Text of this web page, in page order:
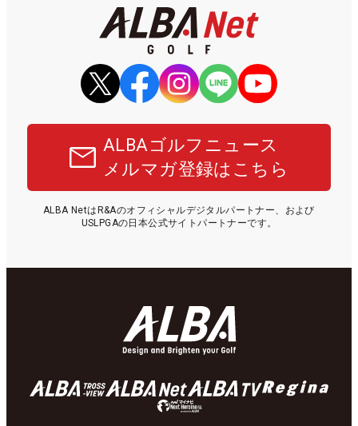
ALBAゴルフニュース
メルマガ登録はこちら
ALBA NetはR&Aのオフィシャルデジタルパートナー、および
USLPGAの日本公式サイトパートナーです。